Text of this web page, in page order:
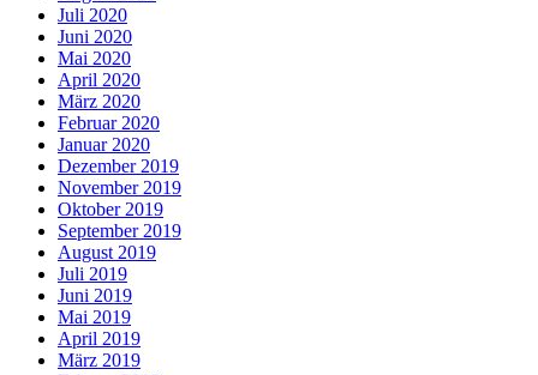
Juli 2020
Juni 2020
Mai 2020
April 2020
März 2020
Februar 2020
Januar 2020
Dezember 2019
November 2019
Oktober 2019
September 2019
August 2019
Juli 2019
Juni 2019
Mai 2019
April 2019
März 2019